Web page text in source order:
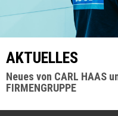
AKTUELLES
Neues von CARL HAAS
FIRMENGRUPPE